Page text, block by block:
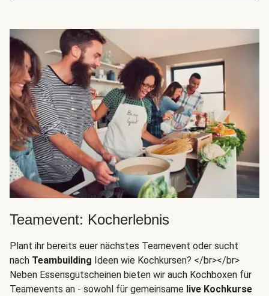
Teamevent: Kocherlebnis
Plant ihr bereits euer nächstes Teamevent oder sucht
nach Teambuilding Ideen wie Kochkursen? </br></br>
Neben Essensgutscheinen bieten wir auch Kochboxen für
Teamevents an - sowohl für gemeinsame live Kochkurse